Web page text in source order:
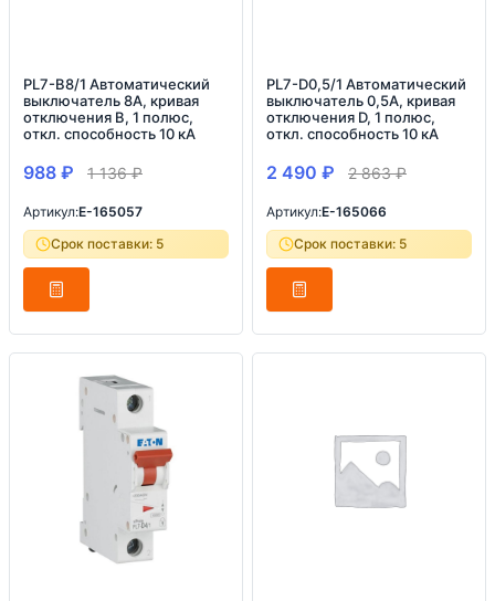
PL7-B8/1 Автоматический
выключатель 8А, кривая
отключения B, 1 полюс,
откл. способность 10 кА
988 ₽ 1 136₽
Артикул:E-165057
Срок поставки: 5
PL7-D0,5/1 Автоматический
выключатель 0,5А, кривая
отключения D, 1 полюс,
откл. способность 10 кА
2 490 ₽ 2 863₽
Артикул:E-165066
Срок поставки: 5